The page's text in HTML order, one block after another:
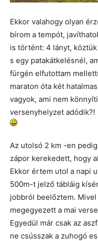
Ekkor valahogy olyan
bírom a tempót,
is történt: 4 lányt,
s egy patakátkelésnél,
fürgén elfutottam
maraton óta két
vagyok, ami nem
versenyhelyzet adódik?!
Az utolsó 2 km -en
zápor kerekedett, hogy
Ekkor értem utol a napi
500m-t jelző tábláig
jobbról beelőztem.
megegyezett a mai
Egyedül már csak az
ne csússzak a zuhogó